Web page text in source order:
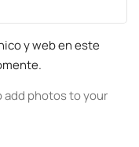
y web en este
add photos to your